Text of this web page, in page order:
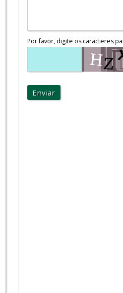
Por favor, digite os caracteres
Enviar